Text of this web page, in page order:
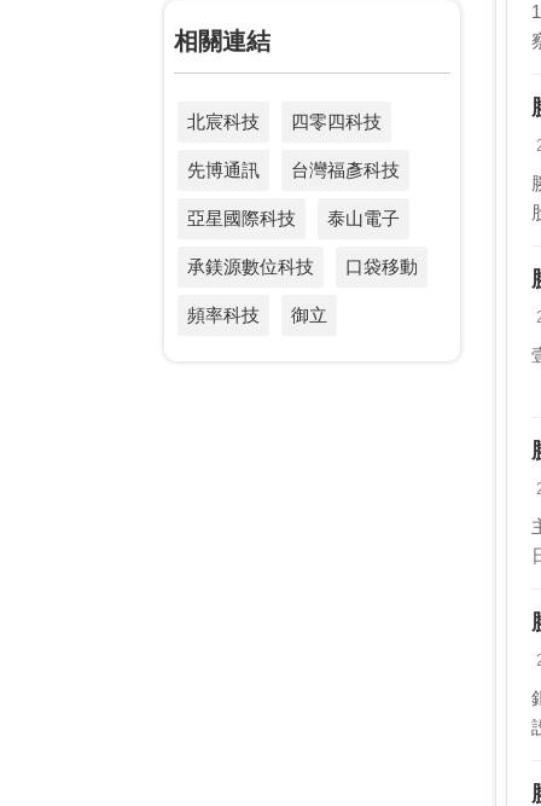
相關連結
北宸科技 四零四科技
先博通訊 台灣福彥科技
亞星國際科技 泰山電子
承鎂源數位科技 口袋移動
頻率科技 御立